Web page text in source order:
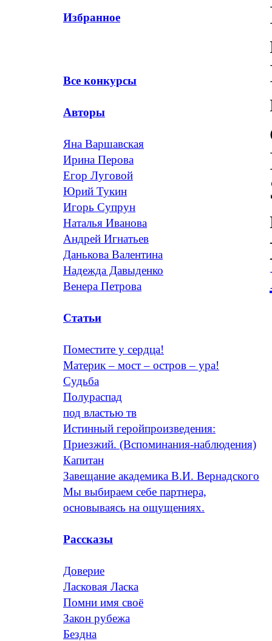
Избранное
Все конкурсы
Авторы
Яна Варшавская
Ирина Перова
Егор Луговой
Юрий Тукин
Игорь Супрун
Наталья Иванова
Андрей Игнатьев
Данькова Валентина
Надежда Давыденко
Венера Петрова
Статьи
Поместите у сердца!
Материк – мост – остров – ура!
Судьба
Полураспад
под властью тв
Истинный геройпроизведения:
Приезжий. (Вспоминания-наблюдения)
Капитан
Завещание академика В.И. Вернадского
Мы выбираем себе партнера,
основываясь на ощущениях.
Рассказы
Доверие
Ласковая Ласка
Помни имя своё
Закон рубежа
Бездна